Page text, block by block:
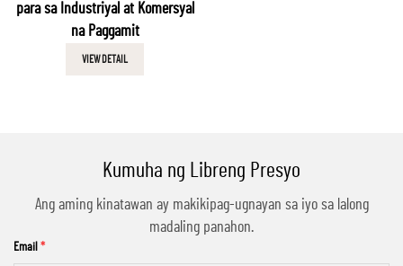
para sa Industriyal at Komersyal
na Paggamit
VIEW DETAIL
Kumuha ng Libreng Presyo
Ang aming kinatawan ay makikipag-ugnayan sa iyo sa lalong
madaling panahon.
Email